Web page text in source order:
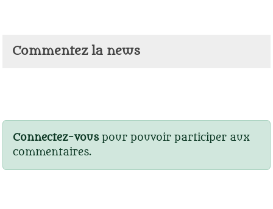
Commentez la news
Connectez-vouspour pouvoir participer aux
commentaires.